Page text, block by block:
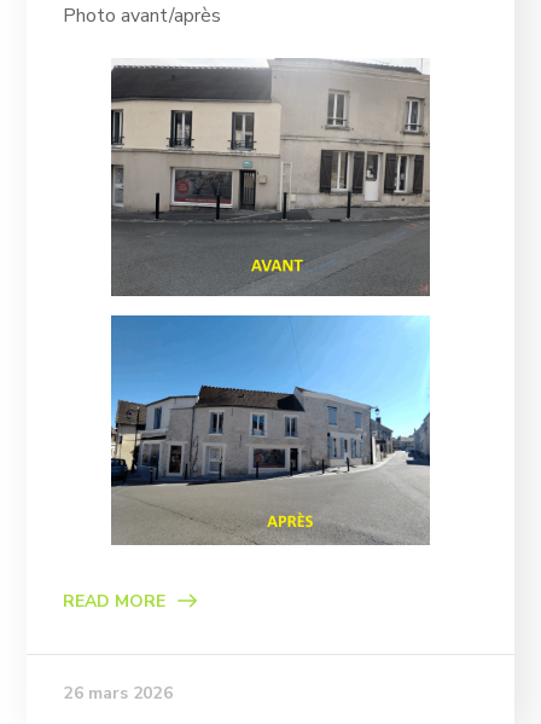
Photo avant/après
READ MORE
26 mars 2026